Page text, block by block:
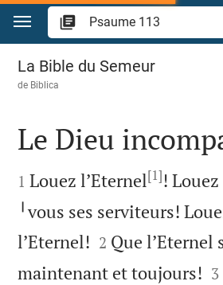
Aller vers contenu
Psaume 113
La Bible du Semeur
de Biblica

Le Dieu

1 Louez l’Eternel[1]!
╵vous ses serviteurs!
l’Eternel! 

2 Que l’Eternel
maintenant et toujours! 
3